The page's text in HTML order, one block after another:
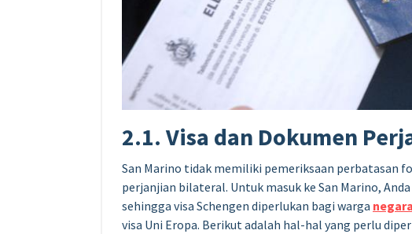
2.1. Visa dan Dokumen
San Marino tidak memiliki pemeriksaan perbatasan
perjanjian bilateral. Untuk masuk ke San Marino,
sehingga visa Schengen diperlukan bagi warga negara
visa Uni Eropa. Berikut adalah hal-hal yang perlu